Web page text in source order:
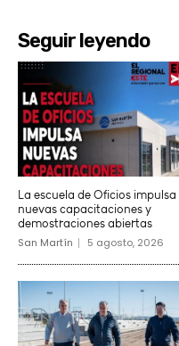
Seguir leyendo
La escuela de Oficios impulsa
nuevas capacitaciones y
demostraciones abiertas
San Martín 5 agosto, 2026